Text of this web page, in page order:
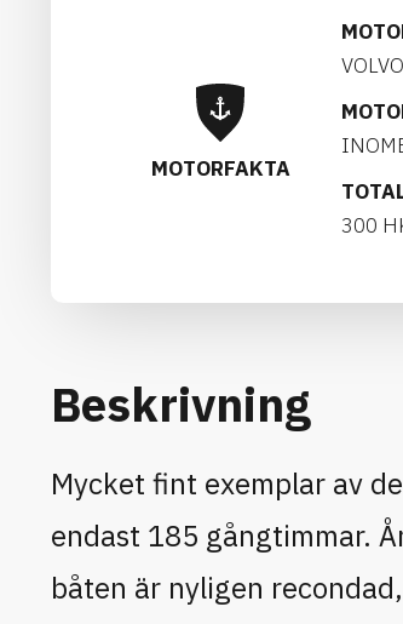
MOTORFAKTA
300
Beskrivning
Mycket fint exemplar av
endast 185 gångtimmar.
båten är nyligen